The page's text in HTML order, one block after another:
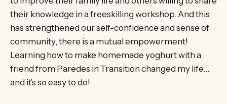
their knowledge in a freeskilling workshop. And this
has strengthened our self-confidence and sense of
community, there is a mutual empowerment!
Learning how to make homemade yoghurt with a
friend from Paredes in Transition changed my life…
and it’s so easy to do!